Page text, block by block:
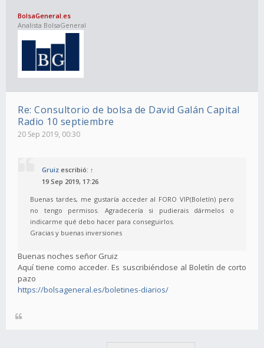
BolsaGeneral.es
Analista BolsaGeneral
Re: Consultorio de bolsa de David Galán Capital
Radio 10 septiembre
20 Sep 2019, 00:30
Gruiz escribió: ↑
19 Sep 2019, 17:26
Buenas tardes, me gustaría acceder al FORO VIP(Boletín) pero
no tengo permisos. Agradecería si pudierais dármelos o
indicarme qué debo hacer para conseguirlos.
Gracias y buenas inversiones
Buenas noches señor Gruiz
Aquí tiene como acceder. Es suscribiéndose al Boletín de corto
pazo
https://bolsageneral.es/boletines-diarios/